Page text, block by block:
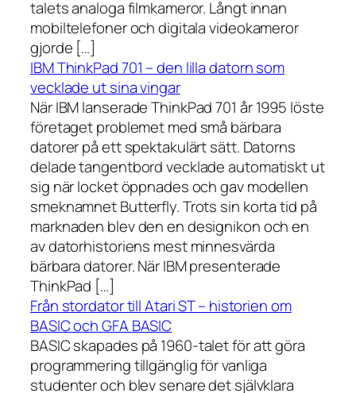
talets analoga filmkameror. Långt innan
mobiltelefoner och digitala videokameror
gjorde […]
IBM ThinkPad 701 – den lilla datorn som
vecklade ut sina vingar
När IBM lanserade ThinkPad 701 år 1995 löste
företaget problemet med små bärbara
datorer på ett spektakulärt sätt. Datorns
delade tangentbord vecklade automatiskt ut
sig när locket öppnades och gav modellen
smeknamnet Butterfly. Trots sin korta tid på
marknaden blev den en designikon och en
av datorhistoriens mest minnesvärda
bärbara datorer. När IBM presenterade
ThinkPad […]
Från stordator till Atari ST – historien om
BASIC och GFA BASIC
BASIC skapades på 1960-talet för att göra
programmering tillgänglig för vanliga
studenter och blev senare det självklara